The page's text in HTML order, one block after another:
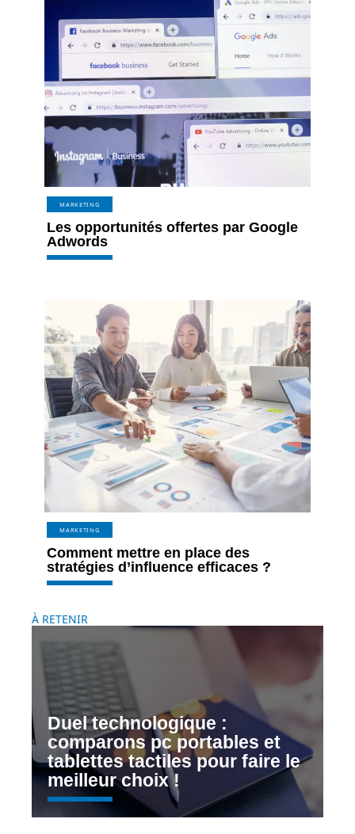
MARKETING
Les opportunités offertes par Google
Adwords
MARKETING
Comment mettre en place des
stratégies d’influence efficaces ?
À RETENIR
Duel technologique :
comparons pc portables et
tablettes tactiles pour faire le
meilleur choix !